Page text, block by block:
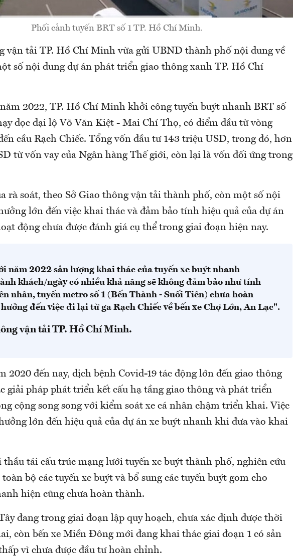
Phối cảnh tuyến BRT số 1 TP. Hồ Chí Minh.
vận tải TP. Hồ Chí Minh vừa gửi UBND thành phố nội dung về
số nội dung dự án phát triển giao thông xanh TP. Hồ Chí
2022, TP. Hồ Chí Minh khởi công tuyến buýt nhanh BRT số
dọc đại lộ Võ Văn Kiệt - Mai Chí Thọ, có điểm đầu từ vòng
cầu Rạch Chiếc. Tổng vốn đầu tư 143 triệu USD, trong đó, hơn
từ vốn vay của Ngân hàng Thế giới, còn lại là vốn đối ứng trong
rà soát, theo Sở Giao thông vận tải thành phố, còn một số nội
lớn đến việc khai thác và đảm bảo tính hiệu quả của dự án
động chưa được đánh giá cụ thể trong giai đoạn hiện nay.
năm 2022 sản lượng khai thác của tuyến xe buýt nhanh
khách/ngày có nhiều khả năng sẽ không đảm bảo như tính
nhân, tuyến metro số 1 (Bến Thành - Suối Tiên) chưa hoàn
đến việc đi lại từ ga Rạch Chiếc về bến xe Chợ Lớn, An Lạc".
vận tải TP. Hồ Chí Minh.
2020 đến nay, dịch bệnh Covid-19 tác động lớn đến giao thông
giải pháp phát triển kết cấu hạ tầng giao thông và phát triển
cộng song song với kiểm soát xe cá nhân chậm triển khai. Việc
lớn đến hiệu quả của dự án xe buýt nhanh khi đưa vào khai
thầu tái cấu trúc mạng lưới tuyến xe buýt thành phố, nghiên cứu
bộ các tuyến xe buýt và bổ sung các tuyến buýt gom cho
hiện cũng chưa hoàn thành.
đang trong giai đoạn lập quy hoạch, chưa xác định được thời
còn bến xe Miền Đông mới đang khai thác giai đoạn 1 có sản
vì chưa được đầu tư hoàn chỉnh.